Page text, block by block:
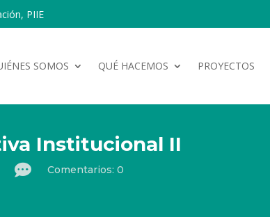
PIIE
SOMOS QUÉ HACEMOS PROYECTOS
Institucional II
 Comentarios: 0